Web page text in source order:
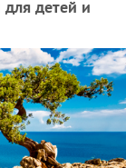
детей и